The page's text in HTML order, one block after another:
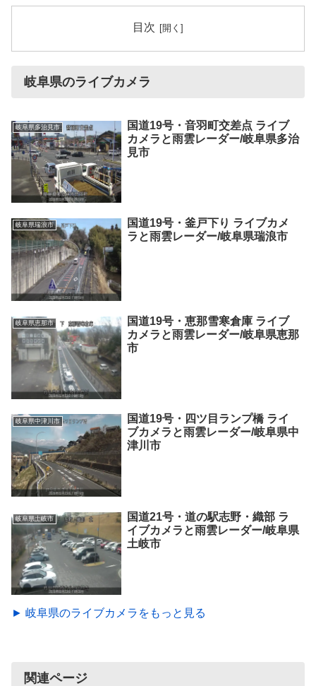
目次
岐阜県のライブカメラ
岐阜県多治見市
国道19号・音羽町交差点 ライブ
カメラと雨雲レーダー/岐阜県多治
見市
岐阜県瑞浪市
国道19号・釜戸下り ライブカメ
ラと雨雲レーダー/岐阜県瑞浪市
岐阜県恵那市
国道19号・恵那雪寒倉庫 ライブ
カメラと雨雲レーダー/岐阜県恵那
市
岐阜県中津川市
国道19号・四ツ目ランプ橋 ライ
ブカメラと雨雲レーダー/岐阜県中
津川市
岐阜県土岐市
国道21号・道の駅志野・織部 ラ
イブカメラと雨雲レーダー/岐阜県
土岐市
► 岐阜県のライブカメラをもっと見る
関連ページ